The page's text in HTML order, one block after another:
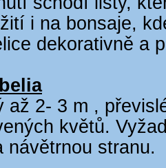
i na bonsaje,
dekorativně a
až 2- 3 m ,
květů.
návětrnou stranu.